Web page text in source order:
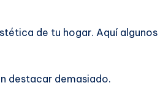
de tu hogar. Aquí algunos
destacar demasiado.